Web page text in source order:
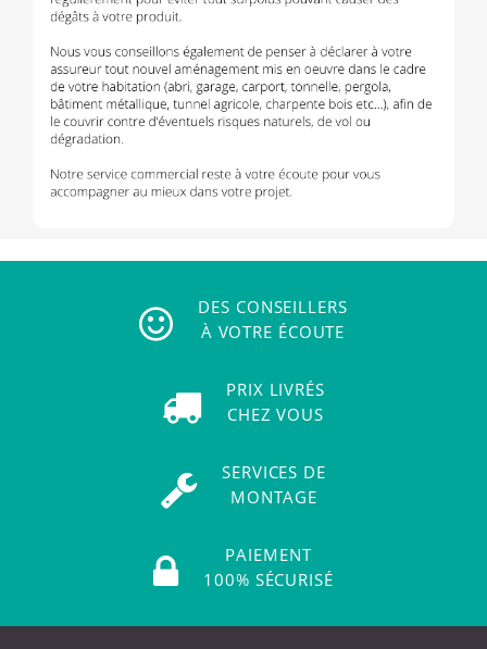
DES CONSEILLERS
À VOTRE ÉCOUTE
PRIX LIVRÉS
CHEZ VOUS
SERVICES DE
MONTAGE
PAIEMENT
100% SÉCURISÉ